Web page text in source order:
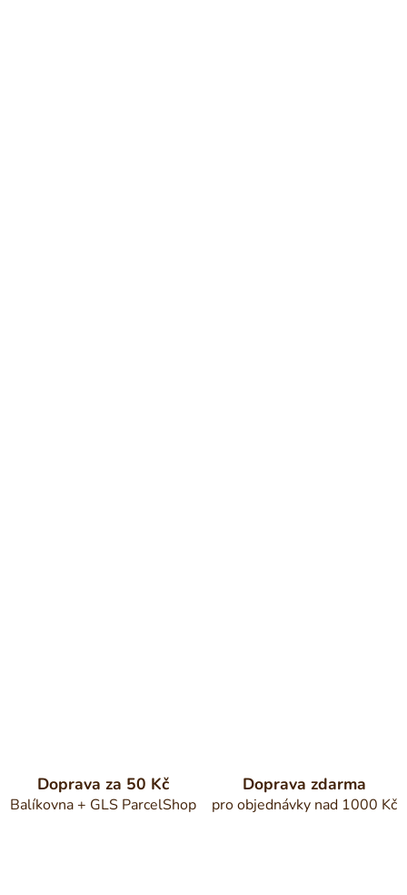
Doprava za 50 Kč
Balíkovna + GLS ParcelShop
Doprava zdarma
pro objednávky nad 1000 Kč